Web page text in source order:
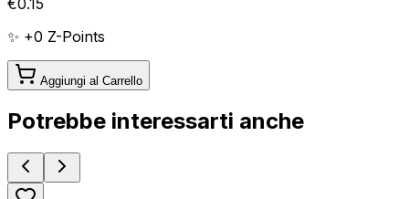
✨ +0 Z-Points
Aggiungi al Carrello
Potrebbe interessarti anche